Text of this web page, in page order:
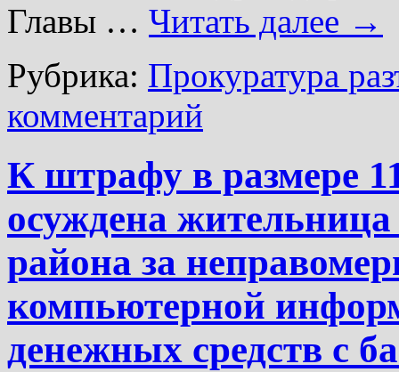
Главы … Читать далее →
Рубрика: Прокуратура
комментарий
К штрафу в размере
осуждена
района за
компьютерной
денежных средств с